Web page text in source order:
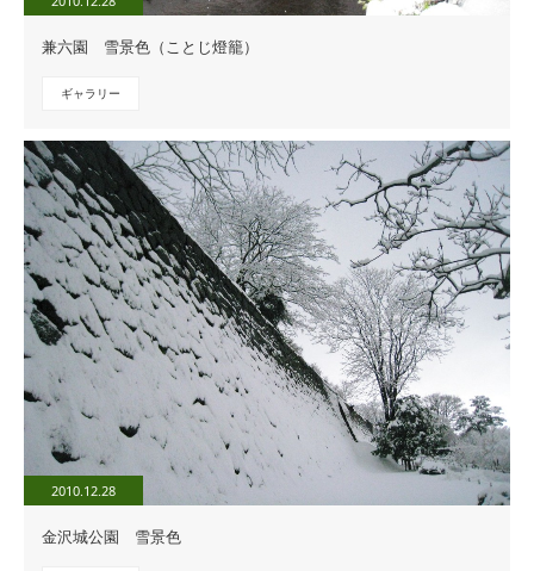
兼六園 雪景色（ことじ燈籠）
ギャラリー
2010.12.28
金沢城公園 雪景色